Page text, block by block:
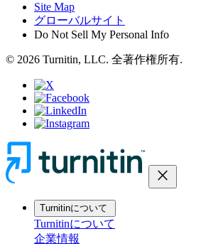
Site Map
グローバルサイト
Do Not Sell My Personal Info
© 2026 Turnitin, LLC. 全著作権所有.
close
Turnitinについて
Turnitinについて
企業情報